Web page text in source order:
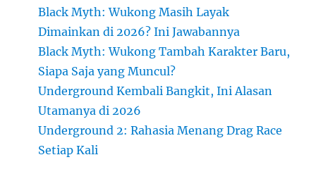
Black Myth: Wukong Masih Layak
Dimainkan di 2026? Ini Jawabannya
Black Myth: Wukong Tambah Karakter Baru,
Siapa Saja yang Muncul?
Underground Kembali Bangkit, Ini Alasan
Utamanya di 2026
Underground 2: Rahasia Menang Drag Race
Setiap Kali